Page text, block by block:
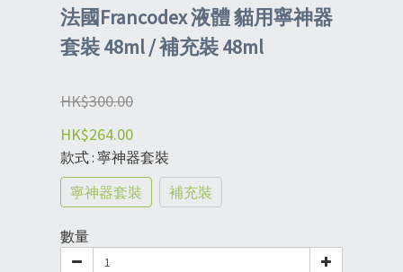
法國Francodex 液體 貓用寧神器
套裝 48ml / 補充裝 48ml
HK$300.00
HK$264.00
款式: 寧神器套裝
寧神器套裝
補充裝
數量